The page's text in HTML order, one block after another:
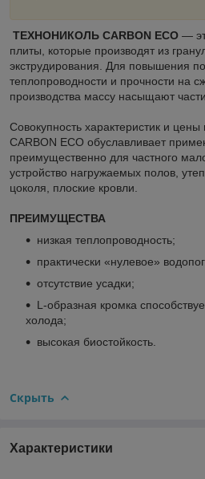
ТЕХНОНИКОЛЬ CARBON ECO —
плиты, которые производят из
экструдирования. Для повышения
теплопроводности и прочности на
производства массу насыщают
Совокупность характеристик и
CARBON ECO обуславливает
преимущественно для частного
устройство нагружаемых полов,
цоколя, плоские кровли.
ПРЕИМУЩЕСТВА
низкая теплопроводность;
практически «нулевое»
отсутствие усадки;
L-образная кромка
холода;
высокая биостойкость.
Скрыть
Характеристики